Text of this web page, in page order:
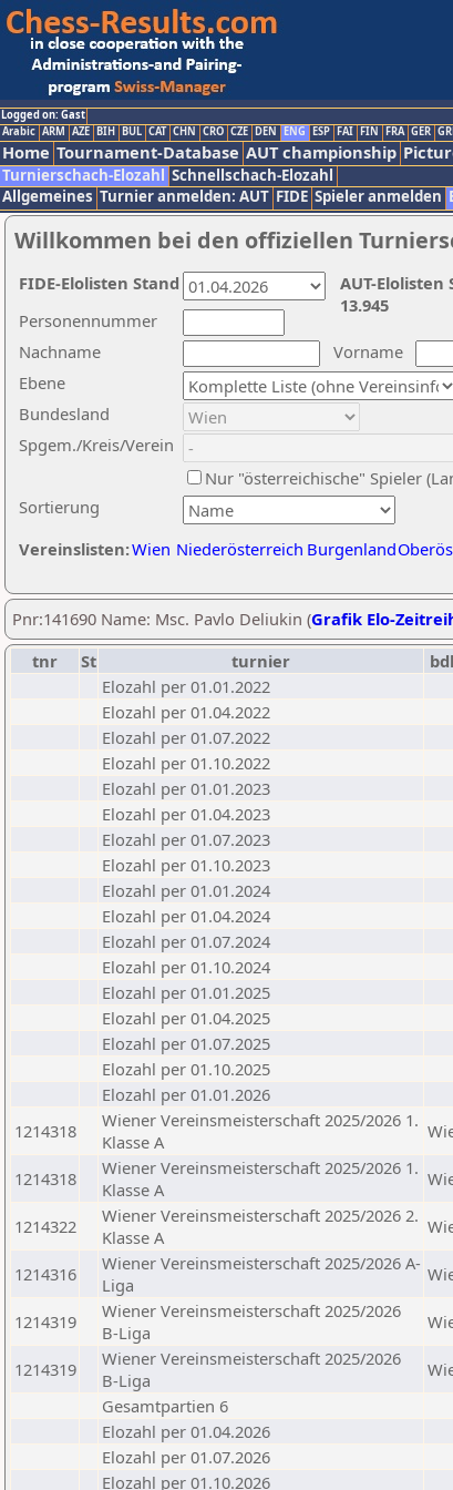
Logged on: Gast
Arabic ARM AZE BIH BUL CAT CHN CRO CZE DEN ENG ESP FAI FIN FRA GER
Home Tournament-Database AUT championship
Turnierschach-Elozahl Schnellschach-Elozahl
Allgemeines Turnier anmelden: AUT FIDE Spieler anmelden
Willkommen bei den offiziellen
Nachname
Vorname
Ebene
Sortierung
Personennummer
Bundesland
Spgem./Kreis/Verein
Nur "österreichische" Spieler
Vereinslisten:Wien Niederösterreich Burgenland
AUT-Elolisten
13.945
FIDE-Elolisten Stand
Pnr:141690 Name: Msc. Pavlo Deliukin (Grafik Elo-
tnr
St turnier
Elozahl per 01.01.2022
Elozahl per 01.04.2022
Elozahl per 01.07.2022
Elozahl per 01.10.2022
Elozahl per 01.01.2023
Elozahl per 01.04.2023
Elozahl per 01.07.2023
Elozahl per 01.10.2023
Elozahl per 01.01.2024
Elozahl per 01.04.2024
Elozahl per 01.07.2024
Elozahl per 01.10.2024
Elozahl per 01.01.2025
Elozahl per 01.04.2025
Elozahl per 01.07.2025
Elozahl per 01.10.2025
Elozahl per 01.01.2026
1214318
Wiener Vereinsmeisterschaft 2025/2026 1.
Klasse A
1214318
Wiener Vereinsmeisterschaft 2025/2026 1.
Klasse A
1214322
Wiener Vereinsmeisterschaft 2025/2026 2.
Klasse A
1214316
Wiener Vereinsmeisterschaft 2025/2026 A-
Liga
1214319
Wiener Vereinsmeisterschaft 2025/2026
B-Liga
1214319
Wiener Vereinsmeisterschaft 2025/2026
B-Liga
Gesamtpartien 6
Elozahl per 01.04.2026
Elozahl per 01.07.2026
Elozahl per 01.10.2026